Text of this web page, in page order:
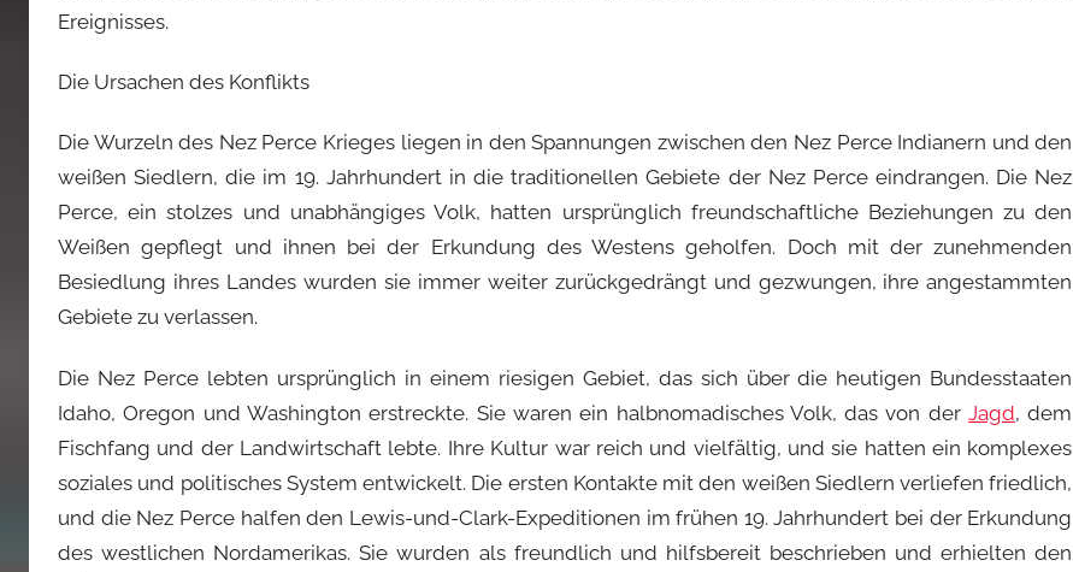
Ereignisses.
Die Ursachen des Konflikts
Die Wurzeln des Nez Perce Krieges liegen in den Spannungen zwischen den Nez Perce Indianern und den
weißen Siedlern, die im 19. Jahrhundert in die traditionellen Gebiete der Nez Perce eindrangen. Die Nez
Perce, ein stolzes und unabhängiges Volk, hatten ursprünglich freundschaftliche Beziehungen zu den
Weißen gepflegt und ihnen bei der Erkundung des Westens geholfen. Doch mit der zunehmenden
Besiedlung ihres Landes wurden sie immer weiter zurückgedrängt und gezwungen, ihre angestammten
Gebiete zu verlassen.
Die Nez Perce lebten ursprünglich in einem riesigen Gebiet, das sich über die heutigen Bundesstaaten
Idaho, Oregon und Washington erstreckte. Sie waren ein halbnomadisches Volk, das von derJagd, dem
Fischfang und der Landwirtschaft lebte. Ihre Kultur war reich und vielfältig, und sie hatten ein komplexes
soziales und politisches System entwickelt. Die ersten Kontakte mit den weißen Siedlern verliefen friedlich,
und die Nez Perce halfen den Lewis-und-Clark-Expeditionen im frühen 19. Jahrhundert bei der Erkundung
des westlichen Nordamerikas. Sie wurden als freundlich und hilfsbereit beschrieben und erhielten den